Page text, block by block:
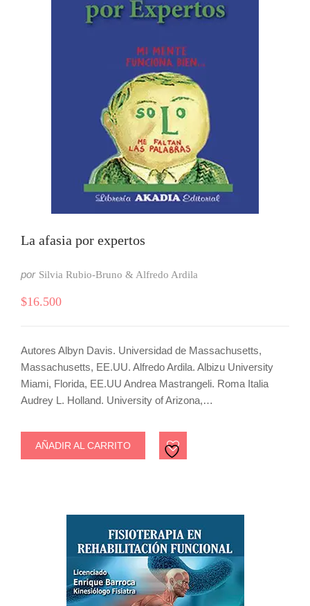
La afasia por expertos
por Silvia Rubio-Bruno & Alfredo Ardila
$16.500
Autores Albyn Davis. Universidad de Massachusetts,
Massachusetts, EE.UU. Alfredo Ardila. Albizu University
Miami, Florida, EE.UU Andrea Mastrangeli. Roma Italia
Audrey L. Holland. University of Arizona,…
AÑADIR AL CARRITO